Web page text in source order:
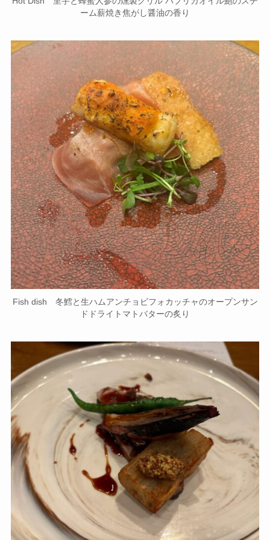
Fish dish 冬鱈と生ハムアンチョビフォカッチャのオープンサ
ンドドライトマトバターの炙り
Main dish 豚ロースのシャリアピンステーキとミルフィーュポ
テトマデラ酒のグレーヴィーソース 皮付きエシャロットのコ
ンフィグリル